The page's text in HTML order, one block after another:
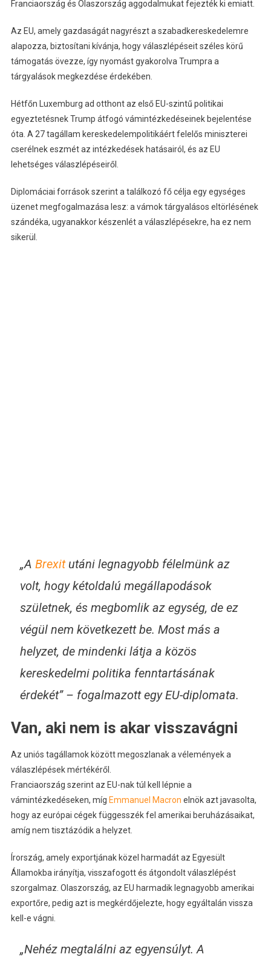
Franciaország és Olaszország aggodalmukat fejezték ki emiatt.
Az EU, amely gazdaságát nagyrészt a szabadkereskedelemre
alapozza, biztosítani kívánja, hogy válaszlépéseit széles körű
támogatás övezze, így nyomást gyakorolva Trumpra a
tárgyalások megkezdése érdekében.
Hétfőn Luxemburg ad otthont az első EU-szintű politikai
egyeztetésnek Trump átfogó vámintézkedéseinek bejelentése
óta. A 27 tagállam kereskedelempolitikáért felelős miniszterei
cserélnek eszmét az intézkedések hatásairól, és az EU
lehetséges válaszlépéseiről.
Diplomáciai források szerint a találkozó fő célja egy egységes
üzenet megfogalmazása lesz: a vámok tárgyalásos eltörlésének
szándéka, ugyanakkor készenlét a válaszlépésekre, ha ez nem
sikerül.
„A Brexitutáni legnagyobb félelmünk az
volt, hogy kétoldalú megállapodások
születnek, és megbomlik az egység, de ez
végül nem következett be. Most más a
helyzet, de mindenki látja a közös
kereskedelmi politika fenntartásának
érdekét” – fogalmazott egy EU-diplomata.
Van, aki nem is akar visszavágni
Az uniós tagállamok között megoszlanak a vélemények a
válaszlépések mértékéről.
Franciaország szerint az EU-nak túl kell lépnie a
vámintézkedéseken, míg Emmanuel Macron elnök azt javasolta,
hogy az európai cégek függesszék fel amerikai beruházásaikat,
amíg nem tisztázódik a helyzet.
Írország, amely exportjának közel harmadát az Egyesült
Államokba irányítja, visszafogott és átgondolt válaszlépést
szorgalmaz. Olaszország, az EU harmadik legnagyobb amerikai
exportőre, pedig azt is megkérdőjelezte, hogy egyáltalán vissza
kell-e vágni.
„Nehéz megtalálni az egyensúlyt. A